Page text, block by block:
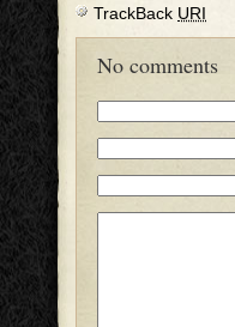
TrackBack URI
No comments